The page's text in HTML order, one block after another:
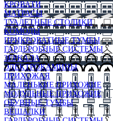
КРОВАТИ
МАТРАСЫ
ТУАЛЕТНЫЕ СТОЛИКИ
КОМОДЫ
ПРИКРОВАТНЫЕ ТУМБЫ
ГАРДЕРОБНЫЕ СИСТЕМЫ
ЗЕРКАЛА
ЭЛЕКТРОКАМИНЫ
ПРИХОЖАЯ
МАЛЕНЬКИЕ ПРИХОЖИЕ
МОДУЛЬНЫЕ ПРИХОЖИЕ
ОБУВНЫЕ ТУМБЫ
ВЕШАЛКИ